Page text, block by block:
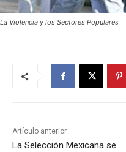
La Violencia y los Sectores Populares
Artículo anterior
La Selección Mexicana se